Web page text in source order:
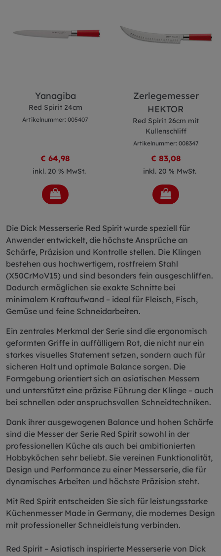
Yanagiba
Red Spirit 24cm
Artikelnummer: 005407
€ 64,98
inkl. 20 % MwSt.
Zerlegemesser
HEKTOR
Red Spirit 26cm mit
Kullenschliff
Artikelnummer: 008347
€ 83,08
inkl. 20 % MwSt.
Die Dick Messerserie Red Spirit wurde speziell für
Anwender entwickelt, die höchste Ansprüche an
Schärfe, Präzision und Kontrolle stellen. Die Klingen
bestehen aus hochwertigem, rostfreiem Stahl
(X50CrMoV15) und sind besonders fein ausgeschliffen.
Dadurch ermöglichen sie exakte Schnitte bei
minimalem Kraftaufwand – ideal für Fleisch, Fisch,
Gemüse und feine Schneidarbeiten.
Ein zentrales Merkmal der Serie sind die ergonomisch
geformten Griffe in auffälligem Rot, die nicht nur ein
starkes visuelles Statement setzen, sondern auch für
sicheren Halt und optimale Balance sorgen. Die
Formgebung orientiert sich an asiatischen Messern
und unterstützt eine präzise Führung der Klinge – auch
bei schnellen oder anspruchsvollen Schneidtechniken.
Dank ihrer ausgewogenen Balance und hohen Schärfe
sind die Messer der Serie Red Spirit sowohl in der
professionellen Küche als auch bei ambitionierten
Hobbyköchen sehr beliebt. Sie vereinen Funktionalität,
Design und Performance zu einer Messerserie, die für
dynamisches Arbeiten und höchste Präzision steht.
Mit Red Spirit entscheiden Sie sich für leistungsstarke
Küchenmesser Made in Germany, die modernes Design
mit professioneller Schneidleistung verbinden.
Red Spirit – Asiatisch inspirierte Messerserie von Dick